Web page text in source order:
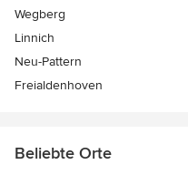
Wegberg
Linnich
Neu-Pattern
Freialdenhoven
Beliebte Orte